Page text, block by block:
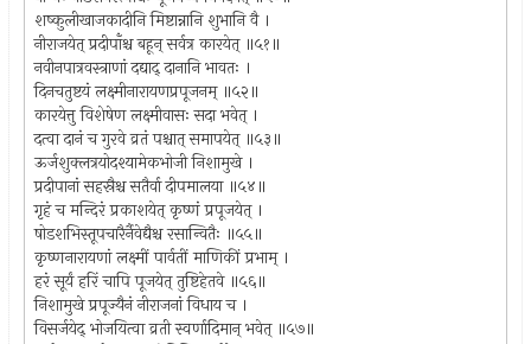
शष्कुलीखाजकादीनि मिष्टान्नानि शुभानि वै ।
नीराजयेत् प्रदीपाँश्च बहून् सर्वत्र कारयेत् ॥५१॥
नवीनपात्रवस्त्राणां दद्याद् दानानि भावतः ।
दिनचतुष्टयं लक्ष्मीनारायणप्रपूजनम् ॥५२॥
कारयेत्तु विशेषेण लक्ष्मीवासः सदा भवेत् ।
दत्वा दानं च गुरवे व्रतं पश्चात् समापयेत् ॥५३॥
ऊर्जशुक्लत्रयोदश्यामेकभोजी निशामुखे ।
प्रदीपानां सहस्रैश्च सतैर्वा दीपमालया ॥५४॥
गृहं च मन्दिरं प्रकाशयेत् कृष्णं प्रपूजयेत् ।
षोडशभिस्तूपचारैर्नैवेद्यैश्च रसान्वितैः ॥५५॥
कृष्णनारायणां लक्ष्मीं पार्वतीं माणिकीं प्रभाम् ।
हरं सूर्यं हरिं चापि पूजयेत् तुष्टिहेतवे ॥५६॥
निशामुखे प्रपूज्यैनं नीराजनां विधाय च ।
विसर्जयेद् भोजयित्वा व्रती स्वर्णादिमान् भवेत् ॥५७॥